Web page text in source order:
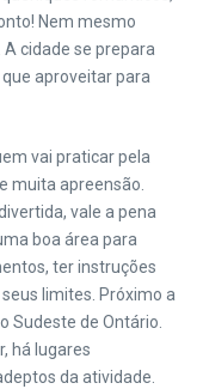
Nem mesmo
cidade se prepara
aproveitar para
vai praticar pela
muita apreensão.
vale a pena
boa área para
ter instruções
limites. Próximo a
Sudeste de Ontário.
há lugares
da atividade.